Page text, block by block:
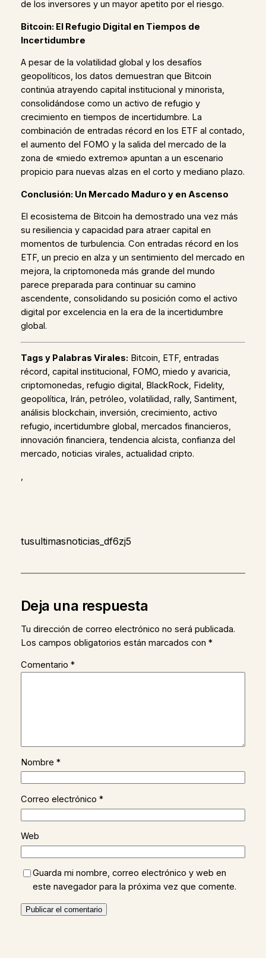
de los inversores y un mayor apetito por el riesgo.
Bitcoin: El Refugio Digital en Tiempos de
Incertidumbre
A pesar de la volatilidad global y los desafíos
geopolíticos, los datos demuestran que Bitcoin
continúa atrayendo capital institucional y minorista,
consolidándose como un activo de refugio y
crecimiento en tiempos de incertidumbre. La
combinación de entradas récord en los ETF al contado,
el aumento del FOMO y la salida del mercado de la
zona de «miedo extremo» apuntan a un escenario
propicio para nuevas alzas en el corto y mediano plazo.
Conclusión: Un Mercado Maduro y en Ascenso
El ecosistema de Bitcoin ha demostrado una vez más
su resiliencia y capacidad para atraer capital en
momentos de turbulencia. Con entradas récord en los
ETF, un precio en alza y un sentimiento del mercado en
mejora, la criptomoneda más grande del mundo
parece preparada para continuar su camino
ascendente, consolidando su posición como el activo
digital por excelencia en la era de la incertidumbre
global.
Tags y Palabras Virales: Bitcoin, ETF, entradas
récord, capital institucional, FOMO, miedo y avaricia,
criptomonedas, refugio digital, BlackRock, Fidelity,
geopolítica, Irán, petróleo, volatilidad, rally, Santiment,
análisis blockchain, inversión, crecimiento, activo
refugio, incertidumbre global, mercados financieros,
innovación financiera, tendencia alcista, confianza del
mercado, noticias virales, actualidad cripto.
,
tusultimasnoticias_df6zj5
Deja una respuesta
Tu dirección de correo electrónico no será publicada.
Los campos obligatorios están marcados con *
Comentario *
Nombre *
Correo electrónico *
Web
Guarda mi nombre, correo electrónico y web en
este navegador para la próxima vez que comente.